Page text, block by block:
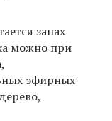
запах
можно при
эфирных